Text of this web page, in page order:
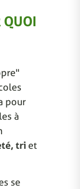
QUOI
pour
à
tri et
se